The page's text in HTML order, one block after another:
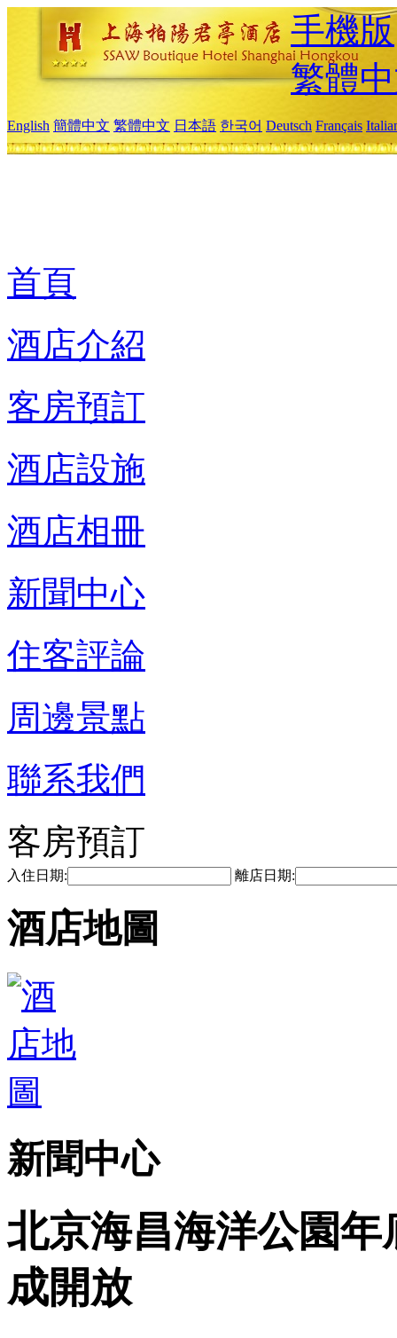
手機版
繁體
English 簡體中文 繁體中文 日本語 한국어 Deutsch Français
首頁
酒店介紹
客房預訂
酒店設施
酒店相冊
新聞中心
住客評論
周邊景點
聯系我們
客房預訂
入住日期: 離店日期:
酒店地圖
新聞中心
北京海昌海洋公園年
成開放